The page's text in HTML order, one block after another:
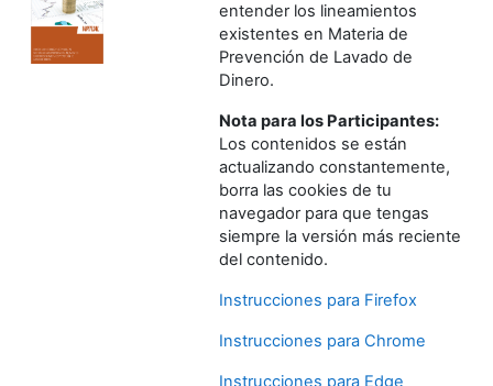
entender los lineamientos
existentes en Materia de
Prevención de Lavado de
Dinero.
Nota para los Participantes:
Los contenidos se están
actualizando constantemente,
borra las cookies de tu
navegador para que tengas
siempre la versión más reciente
del contenido.
Instrucciones para Firefox
Instrucciones para Chrome
Instrucciones para Edge